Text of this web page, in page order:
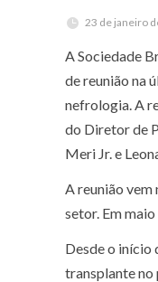
23 de janeiro
A Sociedade
de reunião na
nefrologia. A
do Diretor de
Meri Jr. e
A reunião vem
setor. Em
Desde o início
transplante no